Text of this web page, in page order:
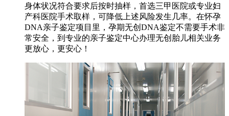
身体状况符合要求后按时抽样，首选三甲医院或专业妇
产科医院手术取样，可降低上述风险发生几率。在怀孕
DNA亲子鉴定项目里，孕期无创DNA鉴定不需要手术非
常安全，到专业的亲子鉴定中心办理无创胎儿相关业务
更放心，更安心！